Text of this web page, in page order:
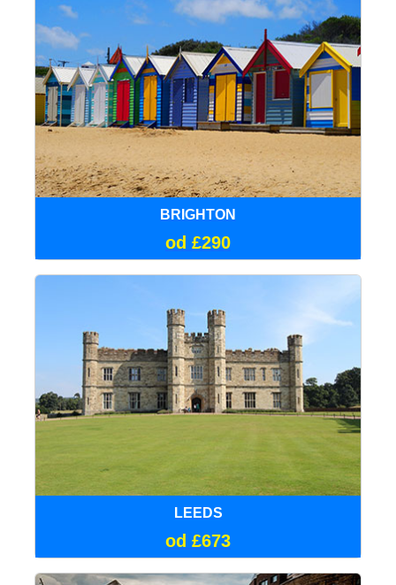
BRIGHTON
od £290
LEEDS
od £673